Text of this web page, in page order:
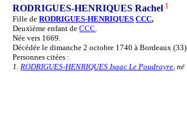
RODRIGUES-HENRIQUES Rachel 1
Fille deRODRIGUES-HENRIQUES CCC,
Deuxième enfant deCCC
Née vers 1669.
Décédée le dimanche 2 octobre 1740 à Bordeaux
Personnes citées :
1. RODRIGUES-HENRIQUES Isaac Le Poudrayre ,